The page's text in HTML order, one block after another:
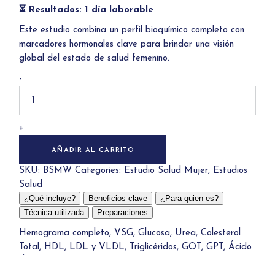
⏳ Resultados: 1 día laborable
Este estudio combina un perfil bioquímico completo con
marcadores hormonales clave para brindar una visión
global del estado de salud femenino.
Salud
Mujer
Completo
quantity
-
+
AÑADIR AL CARRITO
SKU: BSMWCategories: Estudio Salud Mujer, Estudios
Salud
¿Qué incluye?
Beneficios clave
¿Para quien es?
Técnica utilizada
Preparaciones
Hemograma completo, VSG, Glucosa, Urea, Colesterol
Total, HDL, LDL y VLDL, Triglicéridos, GOT, GPT, Ácido